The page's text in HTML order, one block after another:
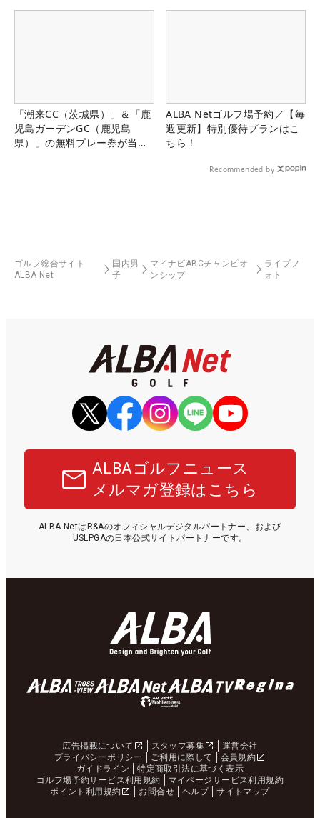
「潮来CC（茨城県）」＆「鹿
児島ガーデンGC（鹿児島
県）」の無料プレー券が当た
ALBA Netゴルフ場予約／【毎
週更新】特別優待プランはこ
ちら！
Recommended by
ゴルフ総合サイト
ALBA Net
国内男
子
マイナビABCチャンピオ
ンシップ
ライブフ
ォト
ALBAゴルフニュース
メルマガ登録はこちら
ALBA NetはR&Aのオフィシャルデジタルパートナー、および
USLPGAの日本公式サイトパートナーです。
広告掲載について スタッフ募集
運営会社
プライバシーポリシー
ご利用に際して
会員規約
ガイドライン
特定商取引法に基づく表示
ゴルフ場予約サービス利用規約
マイページサービス利用規約
ポイント利用規約
お問合せ ヘルプ サイトマップ